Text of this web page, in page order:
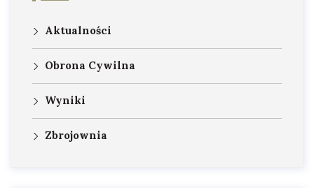
Aktualności
Obrona Cywilna
Wyniki
Zbrojownia